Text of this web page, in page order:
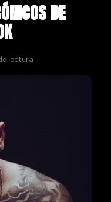
DE
lectura